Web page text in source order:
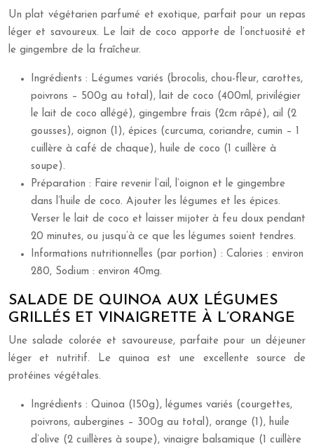
Un plat végétarien parfumé et exotique, parfait pour un repas
léger et savoureux. Le lait de coco apporte de l’onctuosité et
le gingembre de la fraîcheur.
Ingrédients : Légumes variés (brocolis, chou-fleur, carottes,
poivrons – 500g au total), lait de coco (400ml, privilégier
le lait de coco allégé), gingembre frais (2cm râpé), ail (2
gousses), oignon (1), épices (curcuma, coriandre, cumin – 1
cuillère à café de chaque), huile de coco (1 cuillère à
soupe).
Préparation : Faire revenir l’ail, l’oignon et le gingembre
dans l’huile de coco. Ajouter les légumes et les épices.
Verser le lait de coco et laisser mijoter à feu doux pendant
20 minutes, ou jusqu’à ce que les légumes soient tendres.
Informations nutritionnelles (par portion) : Calories : environ
280, Sodium : environ 40mg.
SALADE DE QUINOA AUX LÉGUMES
GRILLÉS ET VINAIGRETTE À L’ORANGE
Une salade colorée et savoureuse, parfaite pour un déjeuner
léger et nutritif. Le quinoa est une excellente source de
protéines végétales.
Ingrédients : Quinoa (150g), légumes variés (courgettes,
poivrons, aubergines – 300g au total), orange (1), huile
d’olive (2 cuillères à soupe), vinaigre balsamique (1 cuillère